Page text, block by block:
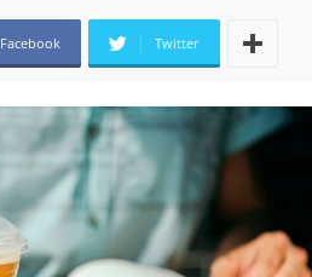
Facebook Twitter